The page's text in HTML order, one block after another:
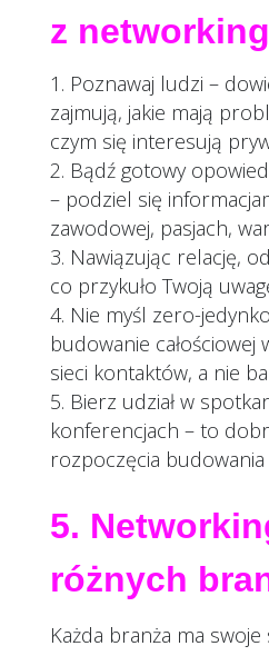
z
Poznawaj ludzi –
zajmują, jakie mają
czym się interesują
Bądź gotowy
– podziel się
zawodowej, pasjach,
Nawiązując relację,
co przykuło Twoją
Nie myśl zero-
budowanie
sieci kontaktów, a nie
Bierz udział w
konferencjach – to
rozpoczęcia budowania
5.
różnych
Każda branża ma